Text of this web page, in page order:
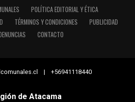
POLÍTICA EDITORIAL Y ÉTICA
TÉRMINOS Y CONDICIONES
PUBLICIDAD
CONTACTO
| +56941118440
de Atacama